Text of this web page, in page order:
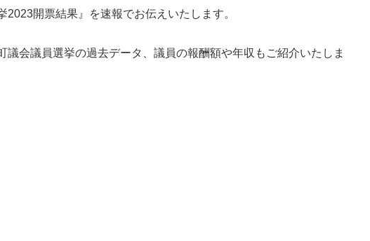
開票結果』を速報でお伝えいたします。
議会議員選挙の過去データ、議員の報酬額や年収もご紹介いたしま